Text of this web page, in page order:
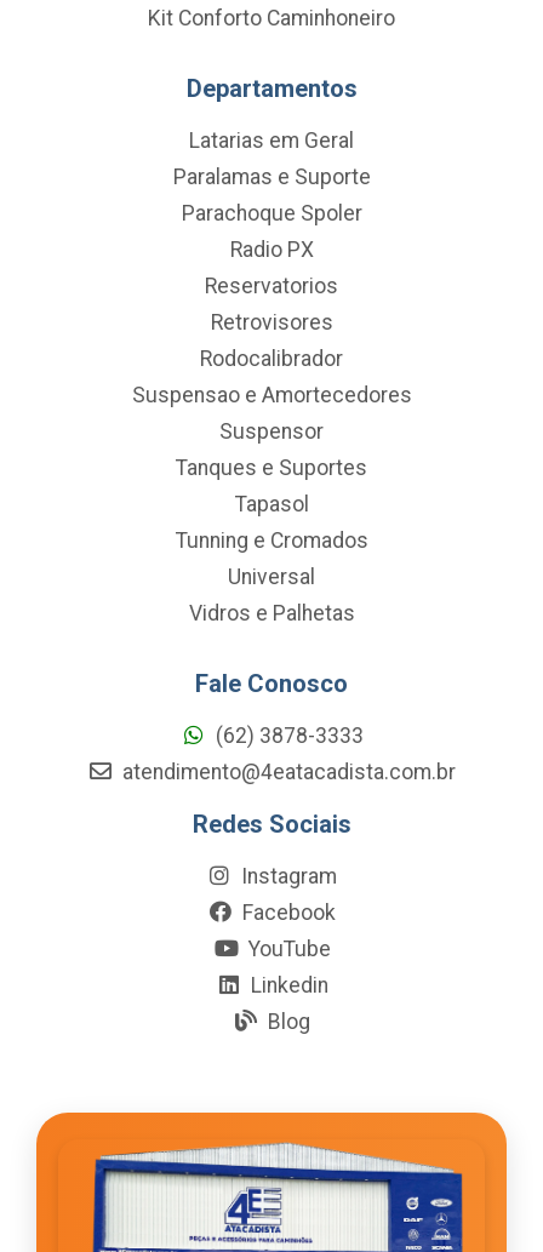
Kit Conforto Caminhoneiro
Departamentos
Latarias em Geral
Paralamas e Suporte
Parachoque Spoler
Radio PX
Reservatorios
Retrovisores
Rodocalibrador
Suspensao e Amortecedores
Suspensor
Tanques e Suportes
Tapasol
Tunning e Cromados
Universal
Vidros e Palhetas
Fale Conosco
(62) 3878-3333
atendimento@4eatacadista.com.br
Redes Sociais
Instagram
Facebook
YouTube
Linkedin
Blog